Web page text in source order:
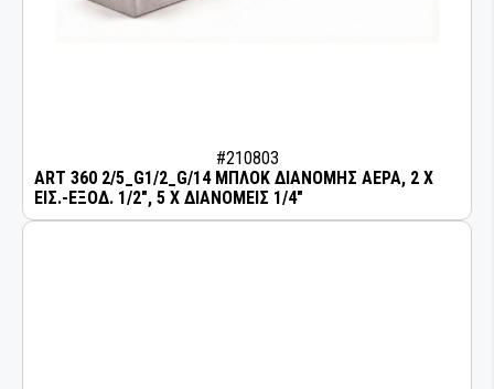
#210803
ART 360 2/5_G1/2_G/14 ΜΠΛΟΚ ΔΙΑΝΟΜΗΣ ΑΕΡΑ, 2 X
ΕΙΣ.-ΕΞΟΔ. 1/2", 5 X ΔΙΑΝΟΜΕΙΣ 1/4"